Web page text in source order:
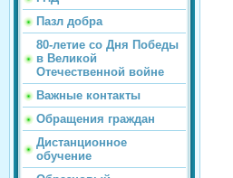
Пазл добра
80-летие со Дня Победы
в Великой
Отечественной войне
Важные контакты
Обращения граждан
Дистанционное
обучение